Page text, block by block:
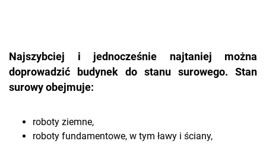
Najszybciej i jednocześnie najtaniej można
doprowadzić budynek do stanu surowego. Stan
surowy obejmuje:
roboty ziemne,
roboty fundamentowe, w tym ławy i ściany,